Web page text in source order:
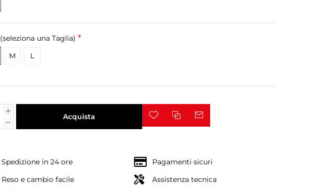
(seleziona una Taglia) *
M L
Acquista
Spedizione in 24 ore
Pagamenti sicuri
Reso e cambio facile
Assistenza tecnica